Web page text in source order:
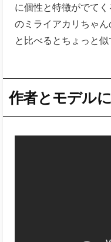
に個性と特徴がでて
のミライアカリちゃ
と比べるとちょっと
作者とモデル